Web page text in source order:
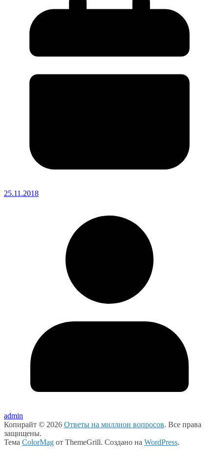
25.11.2018
admin
Копирайт © 2026 Ответы на миллион вопросов. Все права
защищены.
Тема ColorMag от ThemeGrill. Создано на WordPress.